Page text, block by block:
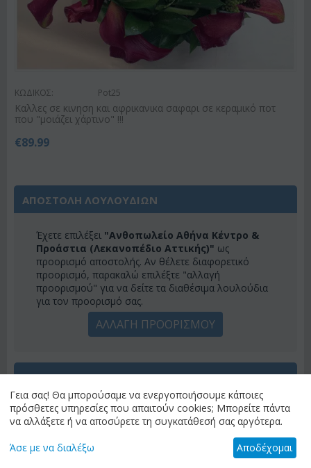
ΚΩΔΙΚΟΣ: Pot25
Καλλες σε κινηση και αφρικανικα σαφαρι σε κεραμικό ποτ
που "μοιάζει χάρτινο" !!!
€89.99
ΑΠΟΣΤΟΛΗ ΛΟΥΛΟΥΔΙΩΝ
Έχετε επιλέξει "Ανθοπωλείο Αθήνα Κέντρο &
Προάστια (Λεκανοπέδιο Αττικής)" ως
προορισμό αποστολής. Αν θέλετε διαφορετικό
προορισμό, παρακαλώ επιλέξτε "αλλαγή
προορισμού" για να δείτε τα διαθέσιμα λουλούδια
για τον προορισμό σας.
ΑΛΛΑΓΗ ΠΡΟΟΡΙΣΜΟΥ
ΚΑΤΗΓΟΡΙΕΣ
ΜΕΝΟΎ
Γεια σας! Θα μπορούσαμε να ενεργοποιήσουμε κάποιες
πρόσθετες υπηρεσίες που απαιτούν cookies; Μπορείτε πάντα
να αλλάξετε ή να αποσύρετε τη συγκατάθεσή σας αργότερα.
Άσε με να διαλέξω Αποδέχομαι